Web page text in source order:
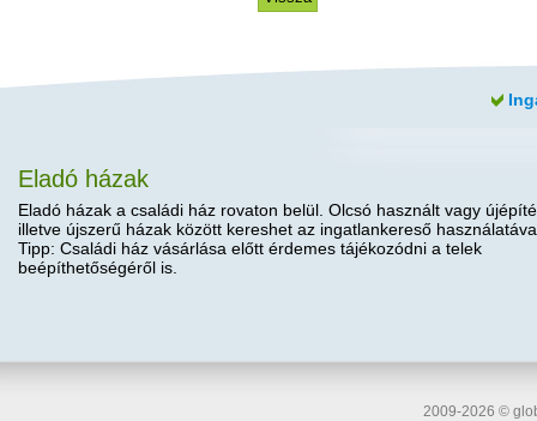
Eladó házak
Eladó házak a családi ház rovaton belül. Olcsó használt vagy
illetve újszerű házak között kereshet az ingatlankereső
Tipp: Családi ház vásárlása előtt érdemes tájékozódni a telek
beépíthetőségéről is.
2009-2026 ©